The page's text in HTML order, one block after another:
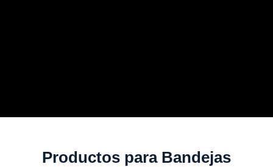
Productos para Bandejas